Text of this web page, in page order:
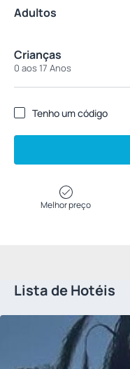
Adultos
Crianças
0 aos 17 Anos
Tenho um código
Melhor preço
Lista de Hotéis